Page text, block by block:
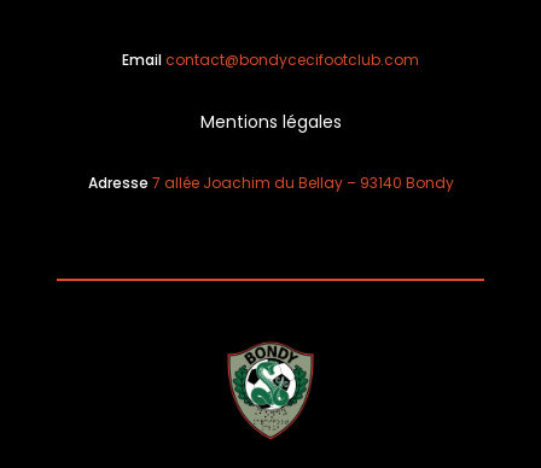
Emailcontact@bondycecifootclub.com
Mentions légales
Adresse 7 allée Joachim du Bellay – 93140 Bondy